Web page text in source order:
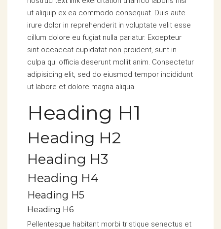
ut aliquip ex ea commodo consequat. Duis aute
irure dolor in reprehenderit in voluptate velit esse
cillum dolore eu fugiat nulla pariatur. Excepteur
sint occaecat cupidatat non proident, sunt in
culpa qui officia deserunt mollit anim. Consectetur
adipisicing elit, sed do eiusmod tempor incididunt
ut labore et dolore magna aliqua.
Heading H1
Heading H2
Heading H3
Heading H4
Heading H5
Heading H6
Pellentesque habitant morbi tristique senectus et